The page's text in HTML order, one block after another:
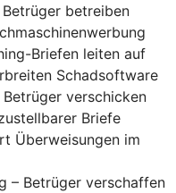
Betrüger betreiben
Briefen leiten auf
Schadsoftware
Betrüger verschicken
Briefe
Überweisungen im
– Betrüger verschaffen